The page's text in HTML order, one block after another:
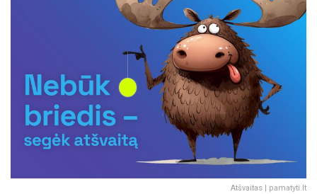
Atšvaitas | pamatyti.lt